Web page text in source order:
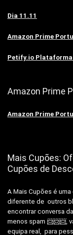
Dia 11.11
Amazon Prime
Petify.io Plataforma
Amazon Prime
Amazon Prime
Mais Cupões:
Cupões de
A Mais Cupões é
diferente de outros
encontrar conversa
menos spam 📨📨📨,
equipa real, para